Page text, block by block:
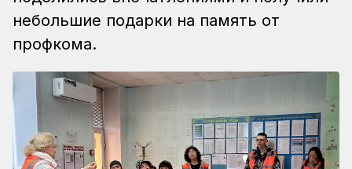
небольшие подарки на память от
профкома.